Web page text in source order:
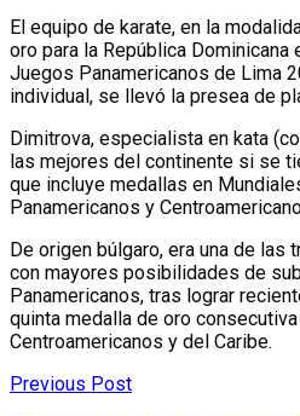
El equipo de karate, en la
oro para la República
Juegos Panamericanos de Lima
individual, se llevó la presea de
Dimitrova, especialista en kata
las mejores del continente si se
que incluye medallas en
Panamericanos y
De origen búlgaro, era una de las
con mayores posibilidades de
Panamericanos, tras lograr
quinta medalla de oro
Centroamericanos y del Caribe.
Previous Post